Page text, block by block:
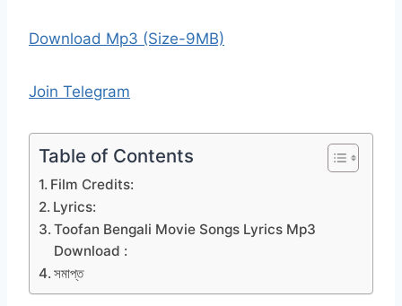
Download Mp3 (Size-9MB)
Join Telegram
Table of Contents
Film Credits:
Lyrics:
Toofan Bengali Movie Songs Lyrics Mp3
Download :
সমাপ্ত